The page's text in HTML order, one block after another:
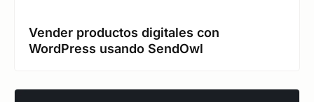
Vender productos digitales con
WordPress usando SendOwl